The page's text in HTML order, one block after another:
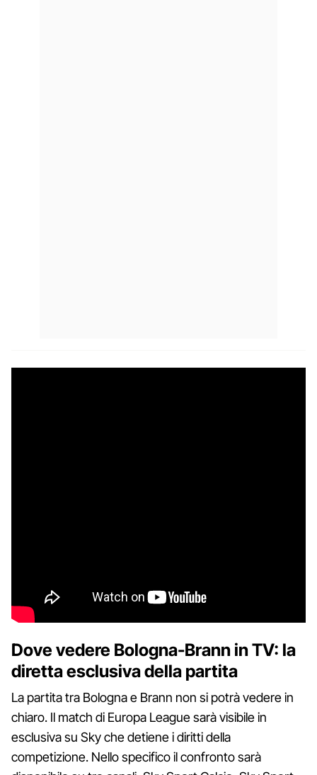
Dove vedere Bologna-Brann in TV: la
diretta esclusiva della partita
La partita tra Bologna e Brann non si potrà vedere in
chiaro. Il match di Europa League sarà visibile in
esclusiva su Sky che detiene i diritti della
competizione. Nello specifico il confronto sarà